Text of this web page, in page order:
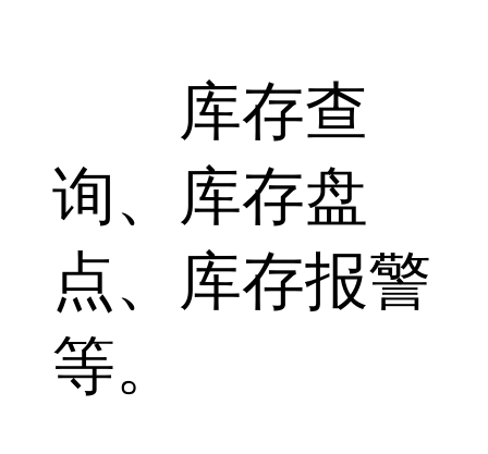
库存查
询、库存盘
点、库存报警
等。